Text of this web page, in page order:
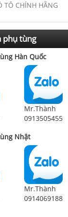
TÔ CHÍNH HÃNG
phụ tùng
Hàn Quốc
Mr.Thành
0913505455
Nhật
Mr.Thành
0914069188